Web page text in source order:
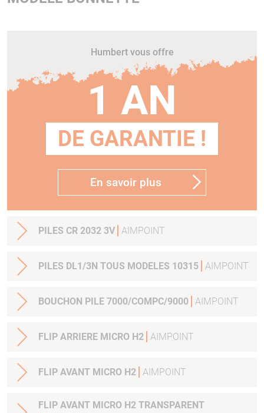
Humbert vous offre
1 AN
DE GARANTIE !
En savoir plus
PILES CR 2032 3V AIMPOINT
PILES DL1/3N TOUS MODELES 10315 AIMPOINT
BOUCHON PILE 7000/COMPC/9000 AIMPOINT
FLIP ARRIERE MICRO H2 AIMPOINT
FLIP AVANT MICRO H2 AIMPOINT
FLIP AVANT MICRO H2 TRANSPARENT